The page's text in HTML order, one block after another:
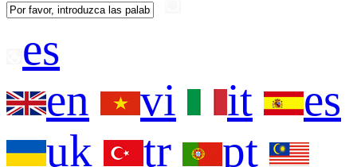
es
en
vi it
es
uk
tr pt